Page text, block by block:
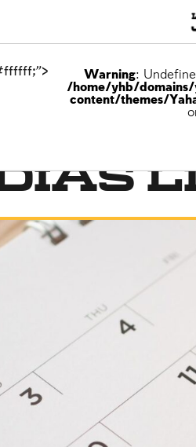
Warning:
/home/yhb/
content/themes/